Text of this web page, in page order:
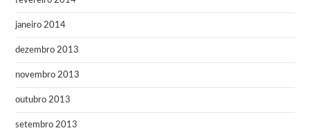
janeiro 2014
dezembro 2013
novembro 2013
outubro 2013
setembro 2013